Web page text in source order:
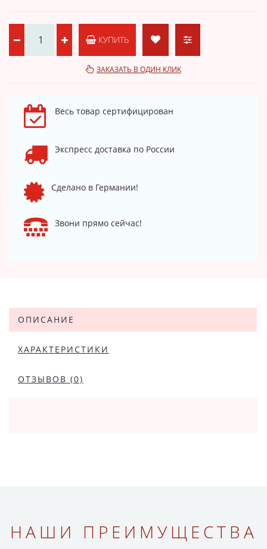
КУПИТЬ
ЗАКАЗАТЬ В ОДИН КЛИК
Весь товар сертифицирован
Экспресс доставка по России
Сделано в Германии!
Звони прямо сейчас!
ОПИСАНИЕ
ХАРАКТЕРИСТИКИ
ОТЗЫВОВ (0)
НАШИ ПРЕИМУЩЕСТВА